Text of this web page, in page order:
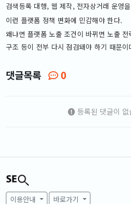
검색등록 대행, 웹 제작, 전자상거래 운영
이런 플랫폼 정책 변화에 민감해야 한다.
왜냐면 플랫폼 노출 조건이 바뀌면 노출
구조 등이 전부 다시 점검돼야 하기 때문이
댓글목록 0
등록된 댓글이 없
이용안내 바로가기